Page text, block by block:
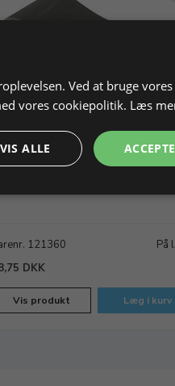
siliciumkarbid
121360
På
DKK
Vis produkt Læg i kurv
Ved at bruge
vores cookiepolitik. Læs
ALLE